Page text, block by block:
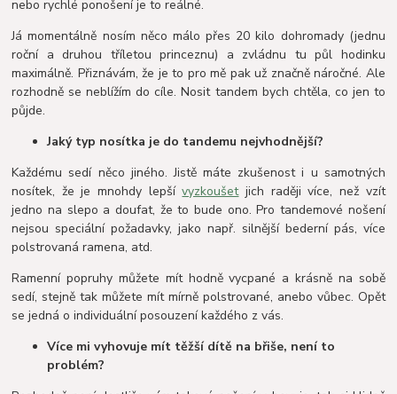
nebo rychlé ponošení je to reálné.
Já momentálně nosím něco málo přes 20 kilo dohromady (jednu
roční a druhou tříletou princeznu) a zvládnu tu půl hodinku
maximálně. Přiznávám, že je to pro mě pak už značně náročné. Ale
rozhodně se neblížím do cíle. Nosit tandem bych chtěla, co jen to
půjde.
Jaký typ nosítka je do tandemu nejvhodnější?
Každému sedí něco jiného. Jistě máte zkušenost i u samotných
nosítek, že je mnohdy lepšívyzkoušetjich raději více, než vzít
jedno na slepo a doufat, že to bude ono. Pro tandemové nošení
nejsou speciální požadavky, jako např. silnější bederní pás, více
polstrovaná ramena, atd.
Ramenní popruhy můžete mít hodně vycpané a krásně na sobě
sedí, stejně tak můžete mít mírně polstrované, anebo vůbec. Opět
se jedná o individuální posouzení každého z vás.
Více mi vyhovuje mít těžší dítě na břiše, není to
problém?